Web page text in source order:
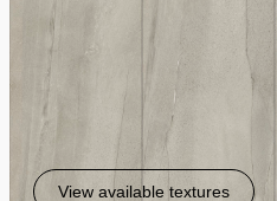
View available textures